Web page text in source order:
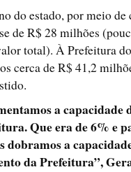
do estado, por meio de
de R$ 28 milhões
total). À Prefeitura
cerca de R$ 41,2
a capacidade
Que era de 6% e
dobramos a
da Prefeitura”,